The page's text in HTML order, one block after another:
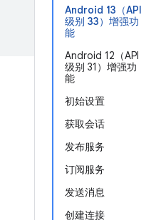
Android 13（API
级别 33）增强功
能
Android 12（API
级别 31）增强功
能
初始设置
获取会话
发布服务
订阅服务
发送消息
创建连接